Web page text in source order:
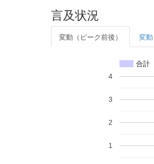
言及状況
変動（ピーク前後） 変動
合計
1
2
3
4